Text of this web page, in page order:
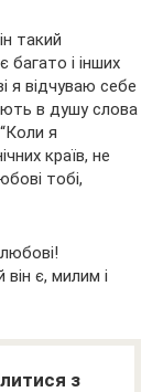
такий
багато і інших
я відчуваю себе
в душу слова
я
країв, не
тобі,
є, милим і
з